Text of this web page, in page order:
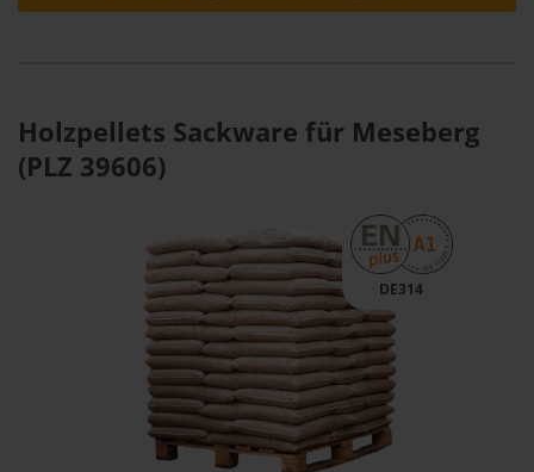
Holzpellets Sackware für Meseberg
(PLZ 39606)
DE314